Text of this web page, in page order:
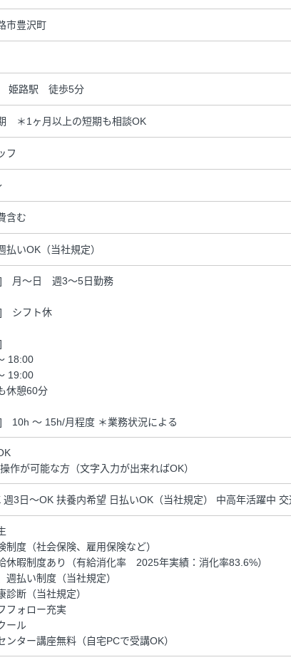
市豊沢町
姫路駅 徒歩5分
＊1ヶ月以上の短期も相談OK
フ
含む
払いOK（当社規定）
] 月～日 週3～5日勤務
] シフト休
]
18:00
19:00
休憩60分
10h ～ 15h/月程度 ＊業務状況による
作が可能な方（文字入力が出来ればOK）
週3日～OK 扶養内希望 日払いOK（当社規定） 中高年活躍中
制度（社会保険、雇用保険など）
休暇制度あり（有給消化率 2025年実績：消化率83.6%）
週払い制度（当社規定）
診断（当社規定）
フォロー充実
ール
ンター講座無料（自宅PCで受講OK）